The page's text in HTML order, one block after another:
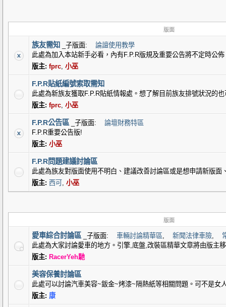
版面
族友需知 _子版面:
論譠使用教學
此處為加入本站新手必看，內有F.P.R版規及重要公告將不定時公
版主: fprc, 小巫
F.P.R貼紙編號索取需知
此處為新族友獲取F.P.R貼紙情報處。想了解目前族友排號狀況的
版主: fprc, 小巫
F.P.R公告區 _子版面:
論壇財務特區
F.P.R重要公告版!
版主: 小巫
F.P.R問題建議討論區
此處為族友對版面使用不明白、建議改善討論區或是想申請新版面
版主: 西可 , 小巫
版面
愛車綜合討論區 _子版面: 車輛討論精華區, 新聞法律車險,
此處為大家討論愛車的地方。引擎,底盤,改裝區精華文章將由版主
版主: RacerYeh馳
美容保養討論區
此處可以討論汽車美容~鈑金~烤漆~隔熱紙等相關問題。可不是女
版主: 康